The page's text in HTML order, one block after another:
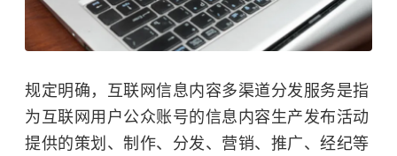
规定明确，互联网信息内容多渠道分发服务是指
为互联网用户公众账号的信息内容生产发布活动
提供的策划、制作、分发、营销、推广、经纪等